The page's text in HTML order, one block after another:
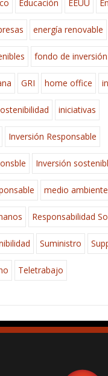
Educación EEUU
energía renovable
fondo de inversión
GRI home office
iniciativas
Inversión Responsable
Inversión
medio ambiente
Responsabilidad
Suministro
Teletrabajo